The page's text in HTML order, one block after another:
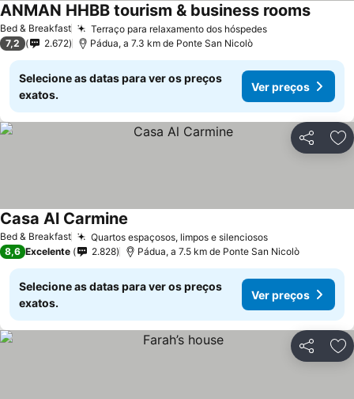
Bed & Breakfast Terraço para relaxamento dos hóspedes
ANMAN HHBB tourism & business rooms
7,2 2.672 Pádua, a 7.3 km de Ponte San Nicolò
Selecione as datas para ver os preços
exatos.
Ver preços
Partilhar
Bed & Breakfast Quartos espaçosos, limpos e silenciosos
Casa Al Carmine
8,6 Excelente 2.828 Pádua, a 7.5 km de Ponte San Nicolò
Selecione as datas para ver os preços
exatos.
Ver preços
Partilhar